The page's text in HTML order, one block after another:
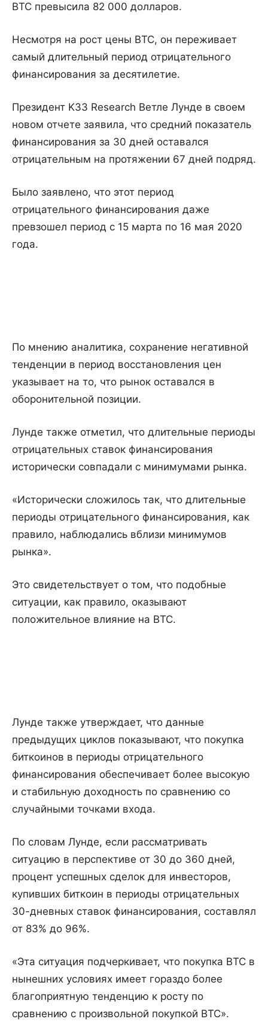
BTC превысила 82 000 долларов.
Несмотря на рост цены BTC, он переживает
самый длительный период отрицательного
финансирования за десятилетие.
Президент K33 Research Ветле Лунде в своем
новом отчете заявила, что средний показатель
финансирования за 30 дней оставался
отрицательным на протяжении 67 дней подряд.
Было заявлено, что этот период
отрицательного финансирования даже
превзошел период с 15 марта по 16 мая 2020
года.
По мнению аналитика, сохранение негативной
тенденции в период восстановления цен
указывает на то, что рынок оставался в
оборонительной позиции.
Лунде также отметил, что длительные периоды
отрицательных ставок финансирования
исторически совпадали с минимумами рынка.
«Исторически сложилось так, что длительные
периоды отрицательного финансирования, как
правило, наблюдались вблизи минимумов
рынка».
Это свидетельствует о том, что подобные
ситуации, как правило, оказывают
положительное влияние на BTC.
Лунде также утверждает, что данные
предыдущих циклов показывают, что покупка
биткоинов в периоды отрицательного
финансирования обеспечивает более высокую
и стабильную доходность по сравнению со
случайными точками входа.
По словам Лунде, если рассматривать
ситуацию в перспективе от 30 до 360 дней,
процент успешных сделок для инвесторов,
купивших биткоин в периоды отрицательных
30-дневных ставок финансирования, составлял
от 83% до 96%.
«Эта ситуация подчеркивает, что покупка BTC в
нынешних условиях имеет гораздо более
благоприятную тенденцию к росту по
сравнению с произвольной покупкой BTC».